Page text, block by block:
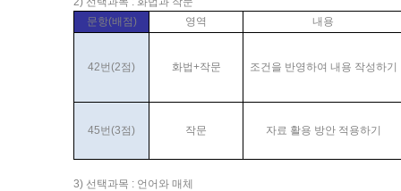
문항(배점)
영역 내용
42번(2점) 화법+작문 조건을 반영하여 내용 작성하기
45번(3점) 작문 자료 활용 방안 적용하기
3) 선택과목 : 언어와 매체